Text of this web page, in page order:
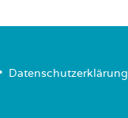
Datenschutzerklärung